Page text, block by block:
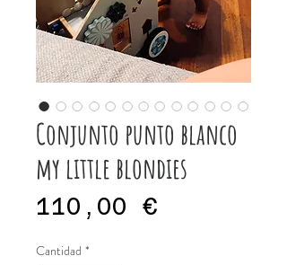
Conjunto punto blanco
my little blondies
110,00 €
Cantidad *